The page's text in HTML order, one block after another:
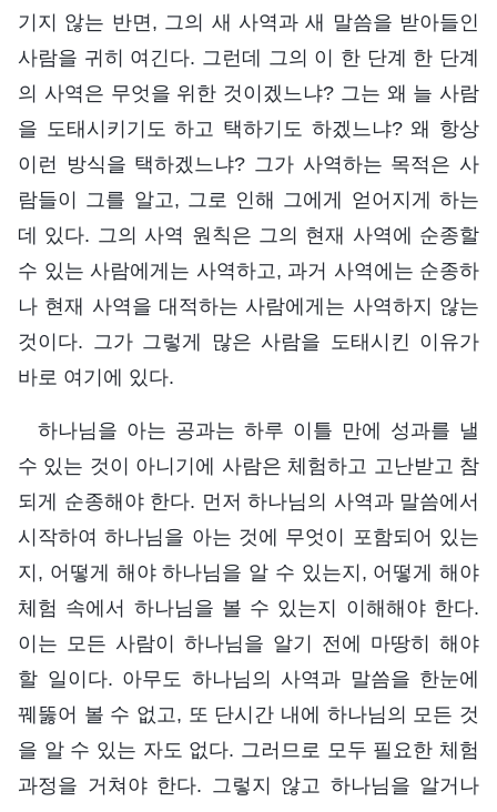
기지 않는 반면, 그의 새 사역과 새 말씀을 받아들인
사람을 귀히 여긴다. 그런데 그의 이 한 단계 한 단계
의 사역은 무엇을 위한 것이겠느냐? 그는 왜 늘 사람
을 도태시키기도 하고 택하기도 하겠느냐? 왜 항상
이런 방식을 택하겠느냐? 그가 사역하는 목적은 사
람들이 그를 알고, 그로 인해 그에게 얻어지게 하는
데 있다. 그의 사역 원칙은 그의 현재 사역에 순종할
수 있는 사람에게는 사역하고, 과거 사역에는 순종하
나 현재 사역을 대적하는 사람에게는 사역하지 않는
것이다. 그가 그렇게 많은 사람을 도태시킨 이유가
바로 여기에 있다.
하나님을 아는 공과는 하루 이틀 만에 성과를 낼
수 있는 것이 아니기에 사람은 체험하고 고난받고 참
되게 순종해야 한다. 먼저 하나님의 사역과 말씀에서
시작하여 하나님을 아는 것에 무엇이 포함되어 있는
지, 어떻게 해야 하나님을 알 수 있는지, 어떻게 해야
체험 속에서 하나님을 볼 수 있는지 이해해야 한다.
이는 모든 사람이 하나님을 알기 전에 마땅히 해야
할 일이다. 아무도 하나님의 사역과 말씀을 한눈에
꿰뚫어 볼 수 없고, 또 단시간 내에 하나님의 모든 것
을 알 수 있는 자도 없다. 그러므로 모두 필요한 체험
과정을 거쳐야 한다. 그렇지 않고 하나님을 알거나